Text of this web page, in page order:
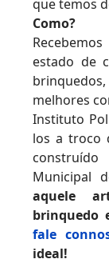
que temos
Como?
estado de
melhores
Instituto
los a troco
Municipal
aquele
brinquedo
fale
ideal!